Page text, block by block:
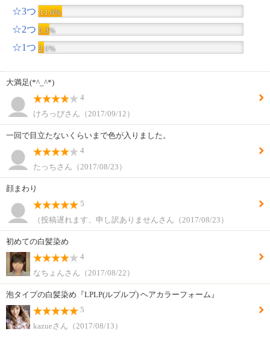
☆3つ 11.6%
☆2つ 5.3%
☆1つ 2.6%
大満足(*^_^*)
4
けろっぴさん（2017/09/12）
一回で目立たないくらいまで色が入りました。
4
たっちさん（2017/08/23）
顔まわり
5
（投稿遅れます、申し訳ありませんさん（2017/08/23）
初めての白髪染め
4
なちょんさん（2017/08/22）
泡タイプの白髪染め『LPLP(ルプルプ) ヘアカラーフォーム』
5
kazueさん（2017/08/13）